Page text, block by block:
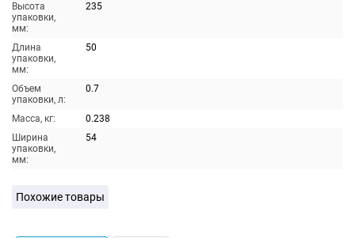
Высота
упаковки,
мм:
235
Длина
упаковки,
мм:
50
Объем
упаковки, л:
0.7
Масса, кг:
0.238
Ширина
упаковки,
мм:
54
Похожие товары